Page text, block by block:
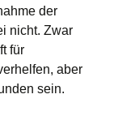
der
nicht. Zwar
für
aber
sein.